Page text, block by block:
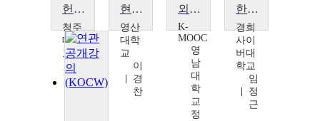
헌법으로 읽는 한국사회
청주
대학
교
한
현대한국사회
영산
대학
교
이
경
찬
외국인을 위한 다문화 한국사회의 이해
K-
MOOC
영
남
대
학
교
정
한국사회의 다문화 현상 이해
경희
사이
버대
학교
임
정
근